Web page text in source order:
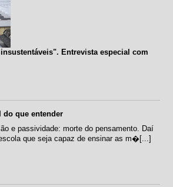
Entrevista especial com
do que entender
e passividade: morte do pensamento. Daí
que seja capaz de ensinar as m�[...]